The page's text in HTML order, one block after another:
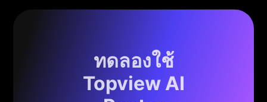
ทดลองใช้
Topview AI